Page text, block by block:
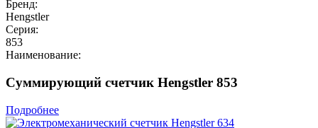
Бренд:
Hengstler
Серия:
853
Наименование:
Суммирующий счетчик Hengstler 853
Подробнее